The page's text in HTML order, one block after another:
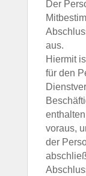
Der
aus.
Hiermit
für den
voraus,
der